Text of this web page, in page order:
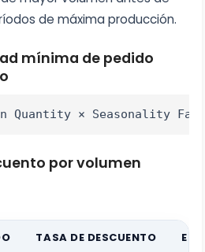
de máxima producción.
mínima de pedido
Quantity × Seasonality
por volumen
TASA DE DESCUENTO